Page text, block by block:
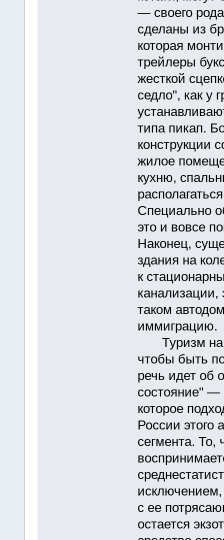
— своего
сделаны из
которая
трейлеры
жесткой
седло", как у
типа пикап.
конструкции
жилое
кухню,
Специально
это и вовсе
Наконец,
здания на
к
канализации,
таком
иммиграцию.
Туризм на
чтобы быть
речь идет об
состояние" —
которое
России этого
сегмента. То,
исключением,
с ее
остается